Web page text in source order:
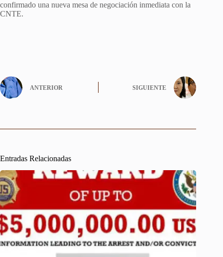
confirmado una nueva mesa de negociación inmediata con la
CNTE.
ANTERIOR SIGUIENTE
Entradas Relacionadas